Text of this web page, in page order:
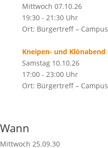
Mittwoch 07.10.26
19:30 - 21:30 Uhr
Ort: Bürgertreff – Campus
Kneipen- und Klönabend
Samstag 10.10.26
17:00 - 23:00 Uhr
Ort: Bürgertreff – Campus
Wann
Mittwoch 25.09.30